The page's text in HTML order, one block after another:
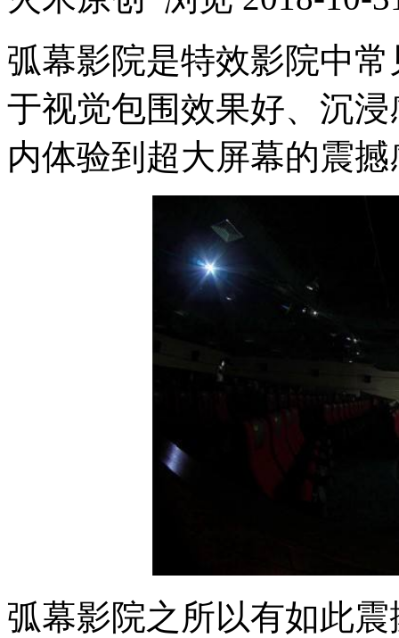
弧幕影院是特效影院中
于视觉包围效果好、沉
内体验到超大屏幕的震
弧幕影院之所以有如此